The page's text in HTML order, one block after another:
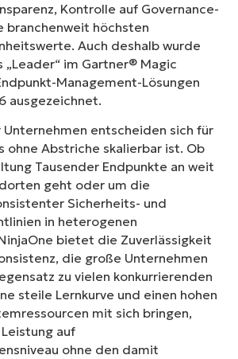
Kontrolle auf Governance-
branchenweit höchsten
Auch deshalb wurde
im Gartner® Magic
Management-Lösungen
ausgezeichnet.
Unternehmen entscheiden sich für
ohne Abstriche skalierbar ist. Ob
Tausender Endpunkte an weit
geht oder um die
Sicherheits- und
in heterogenen
bietet die Zuverlässigkeit
die große Unternehmen
zu vielen konkurrierenden
steile Lernkurve und einen hohen
mit sich bringen,
auf
ohne den damit